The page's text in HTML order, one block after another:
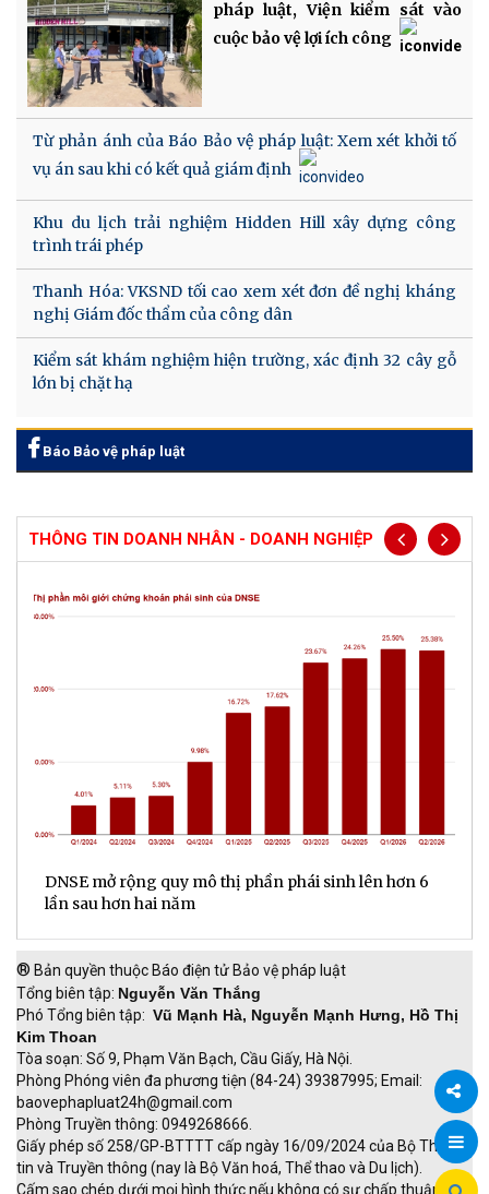
Chia
pháp luật, Viện kiểm sát vào
cuộc bảo vệ lợi ích công
Từ phản ánh của Báo Bảo vệ pháp luật: Xem xét khởi tố
vụ án sau khi có kết quả giám định
Khu du lịch trải nghiệm Hidden Hill xây dựng công
trình trái phép
Thanh Hóa: VKSND tối cao xem xét đơn đề nghị kháng
nghị Giám đốc thẩm của công dân
Kiểm sát khám nghiệm hiện trường, xác định 32 cây gỗ
lớn bị chặt hạ
Báo Bảo vệ pháp luật
THÔNG TIN DOANH NHÂN - DOANH NGHIỆP
DNSE mở rộng quy mô thị phần phái sinh lên hơn 6
lần sau hơn hai năm
® Bản quyền thuộc Báo điện tử Bảo vệ pháp luật
Tổng biên tập: Nguyễn Văn Thắng
Phó Tổng biên tập: Vũ Mạnh Hà, Nguyễn Mạnh Hưng, Hồ Thị
Kim Thoan
Tòa soạn: Số 9, Phạm Văn Bạch, Cầu Giấy, Hà Nội.
Phòng Phóng viên đa phương tiện (84-24) 39387995; Email:
baovephapluat24h@gmail.com
Phòng Truyền thông: 0949268666.
Giấy phép số 258/GP-BTTTT cấp ngày 16/09/2024 của Bộ Thông
tin và Truyền thông (nay là Bộ Văn hoá, Thể thao và Du lịch).
Cấm sao chép dưới mọi hình thức nếu không có sự chấp thuận